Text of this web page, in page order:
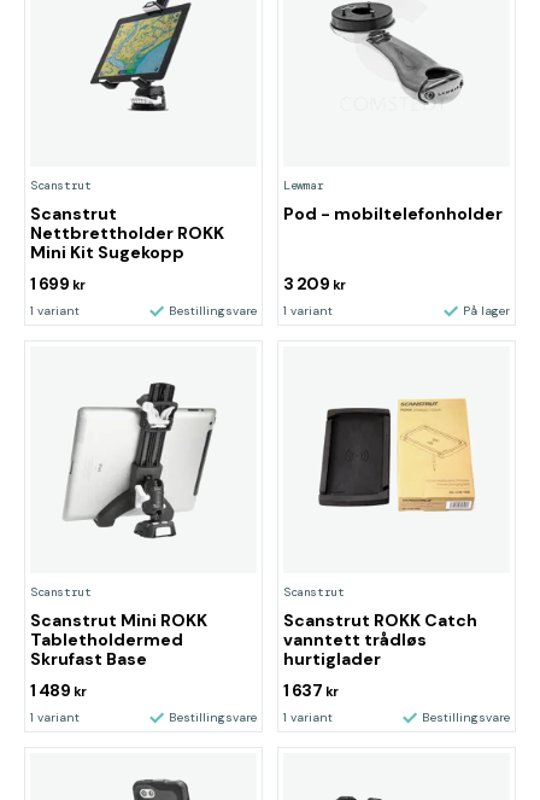
Scanstrut
Scanstrut
Nettbrettholder ROKK
Mini Kit Sugekopp
1 699 kr
1 variant Bestillingsvare
Lewmar
Pod - mobiltelefonholder
3 209 kr
1 variant På lager
Scanstrut
Scanstrut Mini ROKK
Tabletholdermed
Skrufast Base
1 489 kr
1 variant Bestillingsvare
Scanstrut
Scanstrut ROKK Catch
vanntett trådløs
hurtiglader
1 637 kr
1 variant Bestillingsvare